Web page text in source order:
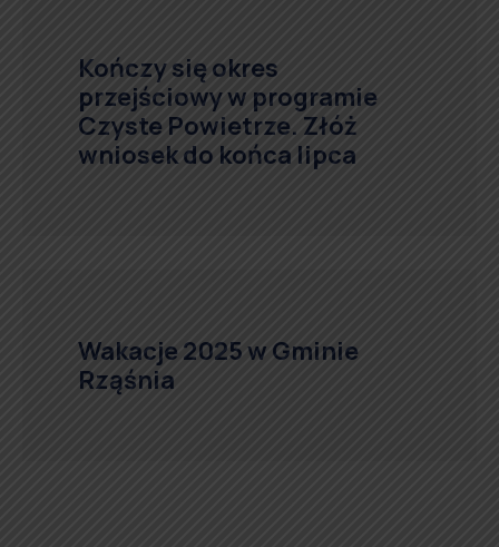
Kończy się okres
przejściowy w programie
Czyste Powietrze. Złóż
wniosek do końca lipca
Wakacje 2025 w Gminie
Rząśnia